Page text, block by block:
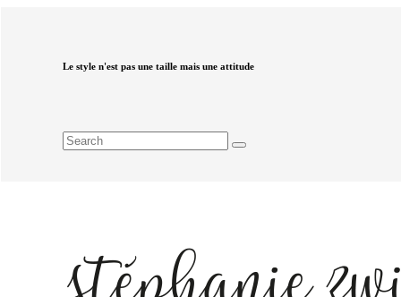
Le style n'est pas une taille mais une attitude